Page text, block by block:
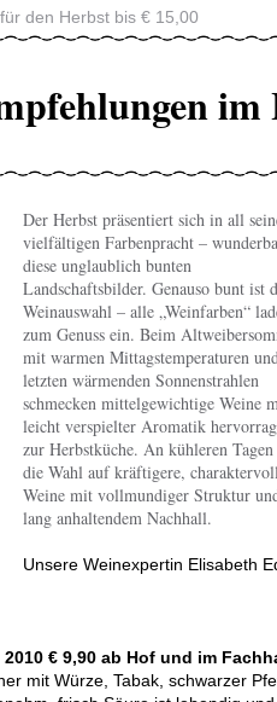
den Herbst bis € 15,00
im
Foto: Elisabeth Eder / Weinflüsterer
Foto: Thomas Perkins - fotolia.com
Der Herbst präsentiert sich in all
vielfältigen Farbenpracht –
diese unglaublich bunten
Landschaftsbilder. Genauso bunt ist
Weinauswahl – alle „Weinfarben“
zum Genuss ein. Beim
mit warmen Mittagstemperaturen
letzten wärmenden Sonnenstrahlen
schmecken mittelgewichtige Weine
leicht verspielter Aromatik
zur Herbstküche. An kühleren
die Wahl auf kräftigere,
Weine mit vollmundiger Struktur
lang anhaltendem Nachhall.
Unsere Weinexpertin Elisabeth
€ 9,90 ab Hof und im
mit Würze, Tabak, schwarzer